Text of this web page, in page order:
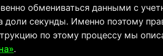
обмениваться данными с
секунды. Именно поэтому
по этому процессу мы
.